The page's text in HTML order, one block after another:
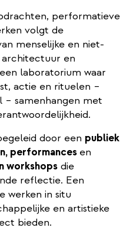
performatieve
volgt de
menselijke en niet-
architectuur en
laboratorium waar
actie en rituelen –
– samenhangen met
door een publiek
performances en
workshops die
reflectie. Een
werken in situ
en artistieke
bieden.